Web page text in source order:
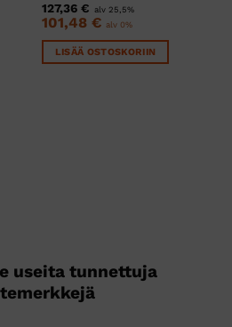
127,36 € alv 25,5%
101,48 € alv 0%
LISÄÄ OSTOSKORIIN
useita tunnettuja